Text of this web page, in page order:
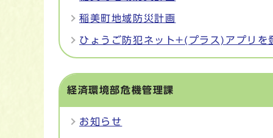
稲美町地域防災計画
ひょうご防犯ネット+(プラス)アプリを
経済環境部危機管理課
お知らせ